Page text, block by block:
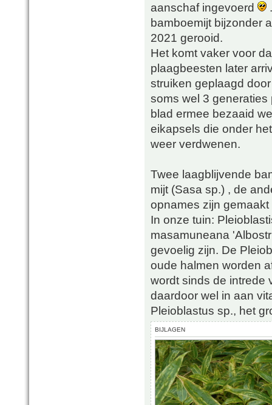
aanschaf ingevoerd
bamboemijt bijzonder
2021 gerooid.
Het komt vaker voor
plaagbeesten later
struiken geplaagd
soms wel 3
blad ermee bezaaid
eikapsels die onder
weer verdwenen.
Twee laagblijvende
mijt (Sasa sp.) , de
opnames zijn
In onze tuin:
masamuneana
gevoelig zijn. De
oude halmen worden
wordt sinds de intrede
daardoor wel in aan
Pleioblastus sp., het
BIJLAGEN